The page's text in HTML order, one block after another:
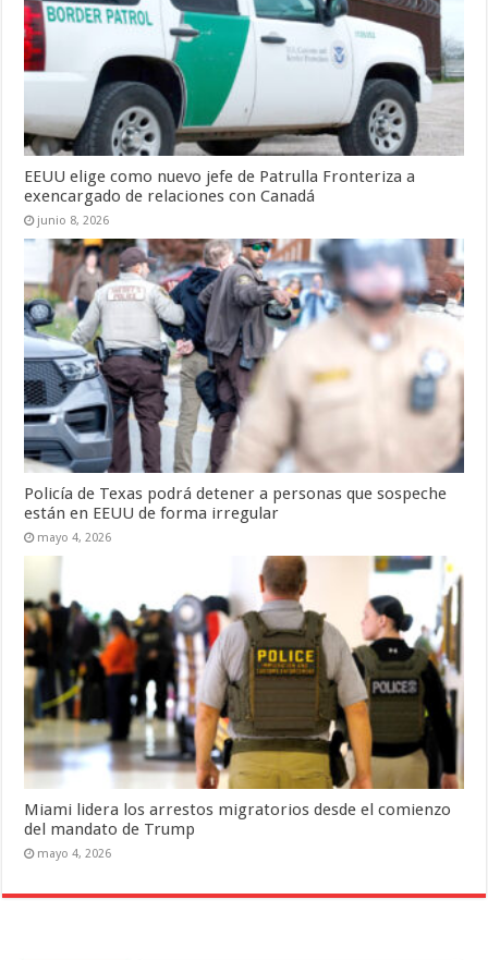
EEUU elige como nuevo jefe de Patrulla Fronteriza a
exencargado de relaciones con Canadá
junio 8, 2026
Policía de Texas podrá detener a personas que sospeche
están en EEUU de forma irregular
mayo 4, 2026
Miami lidera los arrestos migratorios desde el comienzo
del mandato de Trump
mayo 4, 2026